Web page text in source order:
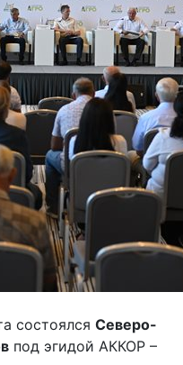
состоялся Северо-
под эгидой АККОР –